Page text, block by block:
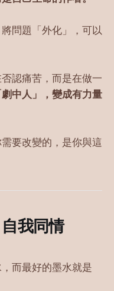
問題「外化」，可以
認痛苦，而是在做一
中人」，變成有力量
要改變的，是你與這
我同情
而最好的墨水就是